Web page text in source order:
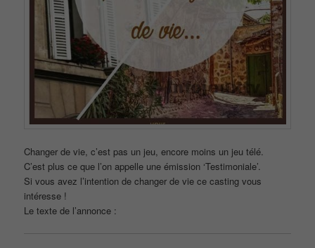
Changer de vie, c’est pas un jeu, encore moins un jeu télé.
C’est plus ce que l’on appelle une émission ‘Testimoniale’.
Si vous avez l’intention de changer de vie ce casting vous
intéresse !
Le texte de l’annonce :